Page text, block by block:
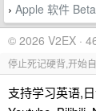
› Apple 软件
© 2026 V2EX ·
停止死记硬背,开始
支持学习英语,